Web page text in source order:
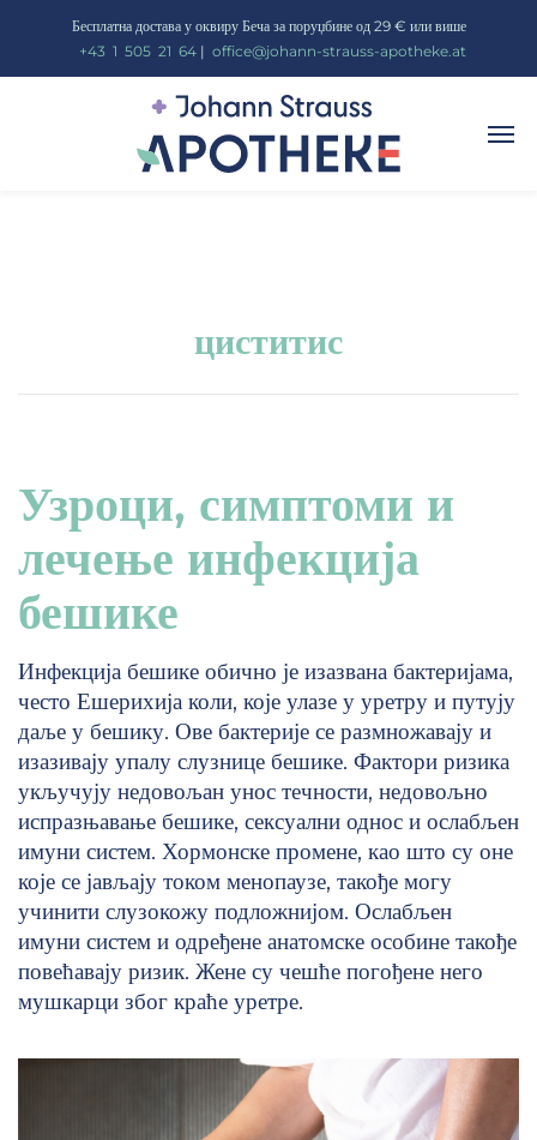
Бесплатна достава у оквиру Беча за поруџбине од 29 € или више
+43 1 505_ 21 64| office@johann-strauss-apotheke.at
циститис
Узроци, симптоми и
лечење инфекција
бешике
Инфекција бешике обично је изазвана бактеријама,
често Ешерихија коли, које улазе у уретру и путују
даље у бешику. Ове бактерије се размножавају и
изазивају упалу слузнице бешике. Фактори ризика
укључују недовољан унос течности, недовољно
испразњавање бешике, сексуални однос и ослабљен
имуни систем. Хормонске промене, као што су оне
које се јављају током менопаузе, такође могу
учинити слузокожу подложнијом. Ослабљен
имуни систем и одређене анатомске особине такође
повећавају ризик. Жене су чешће погођене него
мушкарци због краће уретре.